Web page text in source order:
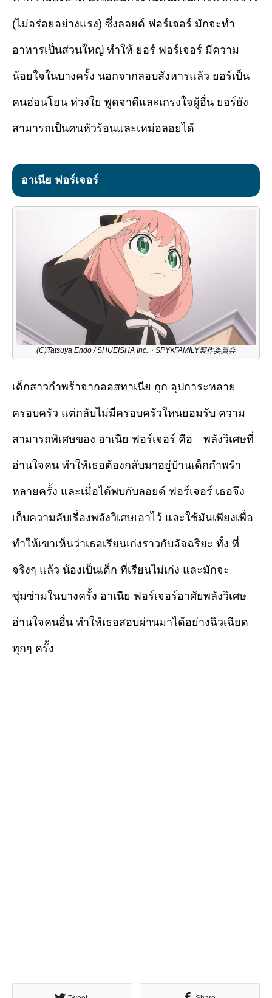
(ไม่อร่อยอย่างแรง) ซึ่งลอยด์ ฟอร์เจอร์ มักจะทำ
อาหารเป็นส่วนใหญ่ ทำให้ ยอร์ ฟอร์เจอร์ มีความ
น้อยใจในบางครั้ง นอกจากลอบสังหารแล้ว ยอร์เป็น
คนอ่อนโยน ห่วงใย พูดจาดีและเกรงใจผู้อื่น ยอร์ยัง
สามารถเป็นคนหัวร้อนและเหม่อลอยได้
อาเนีย ฟอร์เจอร์
(C)Tatsuya Endo / SHUEISHA Inc.・SPY×FAMILY製作委員会
เด็กสาวกำพร้าจากออสทาเนีย ถูก อุปการะหลาย
ครอบครัว แต่กลับไม่มีครอบครัวใหนยอมรับ ความ
สามารถพิเศษของ อาเนีย ฟอร์เจอร์ คือ พลังวิเศษที่
อ่านใจคน ทำให้เธอต้องกลับมาอยู่บ้านเด็กกำพร้า
หลายครั้ง และเมื่อได้พบกับลอยด์ ฟอร์เจอร์ เธอจึง
เก็บความลับเรื่องพลังวิเศษเอาไว้ และใช้มันเพียงเพื่อ
ทำให้เขาเห็นว่าเธอเรียนเก่งราวกับอัจฉริยะ ทั้ง ที่
จริงๆ แล้ว น้องเป็นเด็ก ที่เรียนไม่เก่ง และมักจะ
ซุ่มซ่ามในบางครั้ง อาเนีย ฟอร์เจอร์อาศัยพลังวิเศษ
อ่านใจคนอื่น ทำให้เธอสอบผ่านมาได้อย่างฉิวเฉียด
ทุกๆ ครั้ง